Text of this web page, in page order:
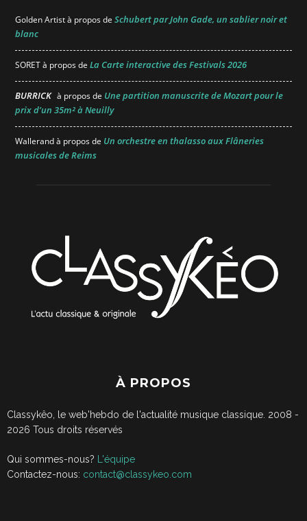
Golden Artistà propos de Schubert par John Gade, un sablier noir et
blanc
SORETà propos de La Carte interactive des Festivals 2026
BURRICK à propos de Une partition manuscrite de Mozart pour le
prix d’un 35m² à Neuilly
Wallerandà propos de Un orchestre en thalasso aux Flâneries
musicales de Reims
À PROPOS
Classykêo, le web'hebdo de l'actualité musique classique. 2008 -
2026 Tous droits réservés
Qui sommes-nous?
L'équipe
Contactez-nous: contact@classykeo.com